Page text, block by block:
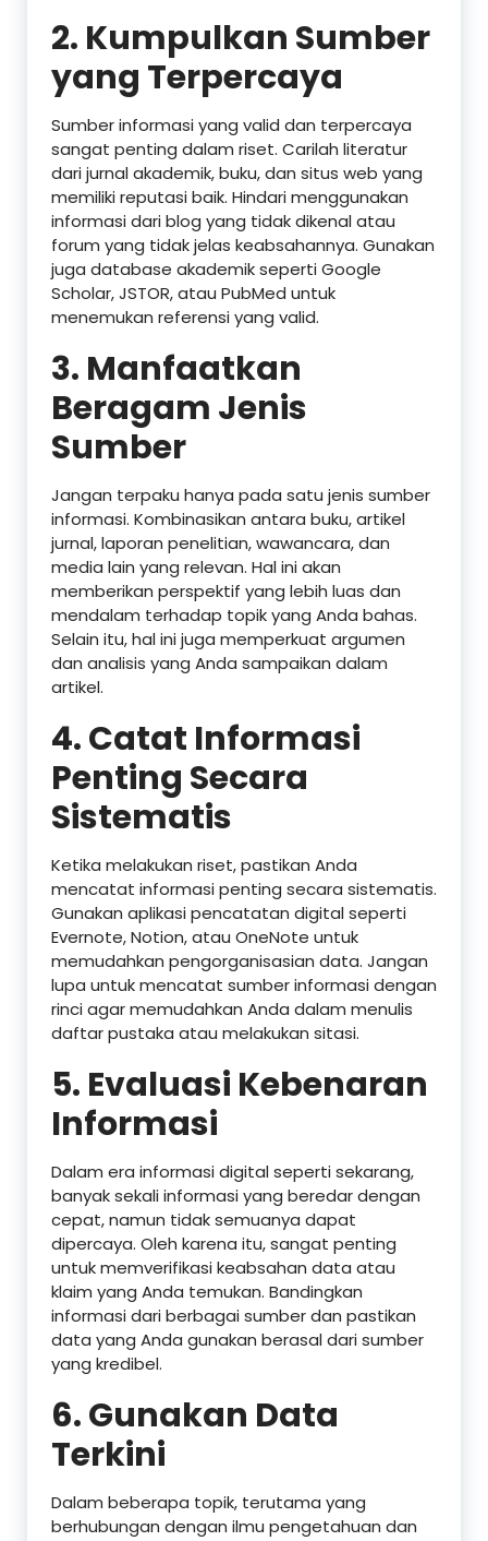
2. Kumpulkan Sumber
yang Terpercaya
Sumber informasi yang valid dan terpercaya
sangat penting dalam riset. Carilah literatur
dari jurnal akademik, buku, dan situs web yang
memiliki reputasi baik. Hindari menggunakan
informasi dari blog yang tidak dikenal atau
forum yang tidak jelas keabsahannya. Gunakan
juga database akademik seperti Google
Scholar, JSTOR, atau PubMed untuk
menemukan referensi yang valid.
3. Manfaatkan
Beragam Jenis
Sumber
Jangan terpaku hanya pada satu jenis sumber
informasi. Kombinasikan antara buku, artikel
jurnal, laporan penelitian, wawancara, dan
media lain yang relevan. Hal ini akan
memberikan perspektif yang lebih luas dan
mendalam terhadap topik yang Anda bahas.
Selain itu, hal ini juga memperkuat argumen
dan analisis yang Anda sampaikan dalam
artikel.
4.Catat Informasi
Penting Secara
Sistematis
Ketika melakukan riset, pastikan Anda
mencatat informasi penting secara sistematis.
Gunakan aplikasi pencatatan digital seperti
Evernote, Notion, atau OneNote untuk
memudahkan pengorganisasian data. Jangan
lupa untuk mencatat sumber informasi dengan
rinci agar memudahkan Anda dalam menulis
daftar pustaka atau melakukan sitasi.
5. Evaluasi Kebenaran
Informasi
Dalam era informasi digital seperti sekarang,
banyak sekali informasi yang beredar dengan
cepat, namun tidak semuanya dapat
dipercaya. Oleh karena itu, sangat penting
untuk memverifikasi keabsahan data atau
klaim yang Anda temukan. Bandingkan
informasi dari berbagai sumber dan pastikan
data yang Anda gunakan berasal dari sumber
yang kredibel.
6.Gunakan Data
Terkini
Dalam beberapa topik, terutama yang
berhubungan dengan ilmu pengetahuan dan